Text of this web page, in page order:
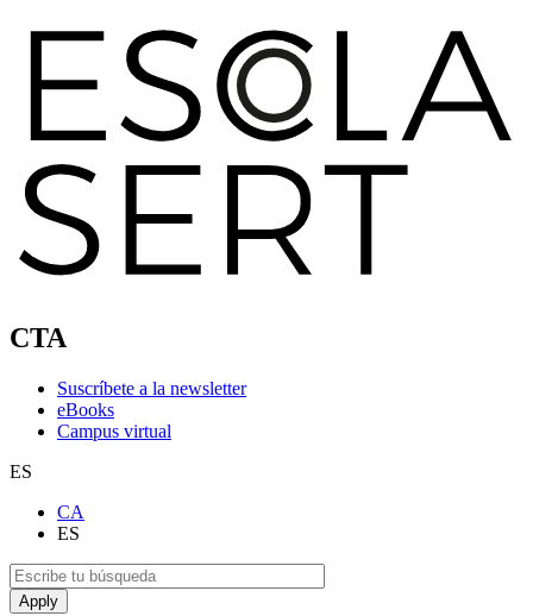
CTA
Suscríbete a la newsletter
eBooks
Campus virtual
ES
CA
ES